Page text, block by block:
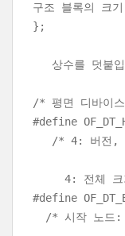
구조 블록의 크
};
상수를 덧붙입
/* 평면 디바이
#define
/* 4: 버전,
4: 전체 크
#define
/* 시작 노드: